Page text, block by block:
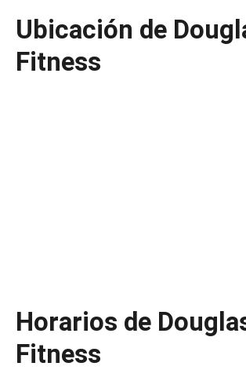
Ubicación de
Fitness
Horarios de
Fitness